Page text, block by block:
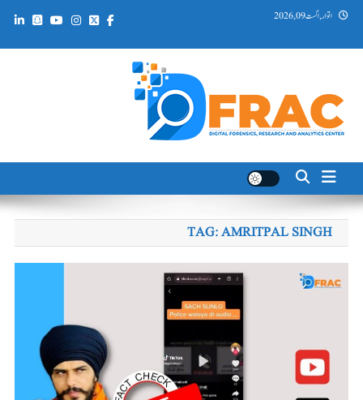
Skip اتوار, اگست 09, 2026
DFRAC_ORG
TAG:AMRITPAL SINGH